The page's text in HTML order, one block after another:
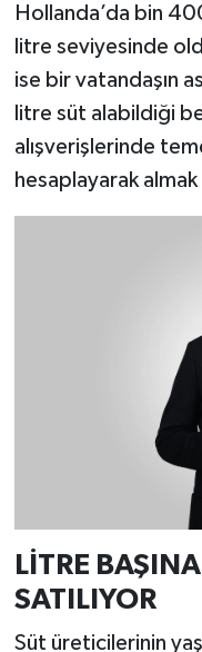
Hollanda’da bin
litre seviyesinde
ise bir vatandaşın
litre süt alabildiği
alışverişlerinde
hesaplayarak
LİTRE
SATILIYOR
Süt üreticilerinin